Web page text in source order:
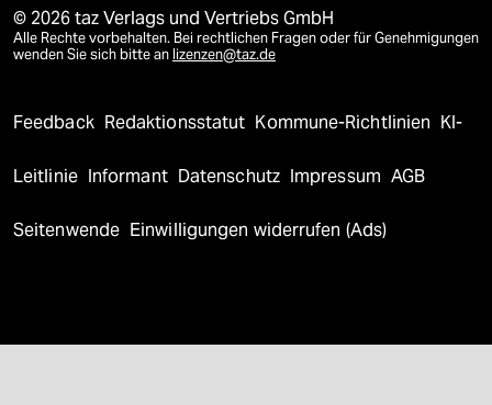
© 2026 taz Verlags und Vertriebs GmbH
Alle Rechte vorbehalten. Bei rechtlichen Fragen oder für Genehmigungen
wenden Sie sich bitte an lizenzen@taz.de
Feedback Redaktionsstatut Kommune-Richtlinien KI-
Leitlinie Informant Datenschutz Impressum AGB
Seitenwende Einwilligungen widerrufen (Ads)